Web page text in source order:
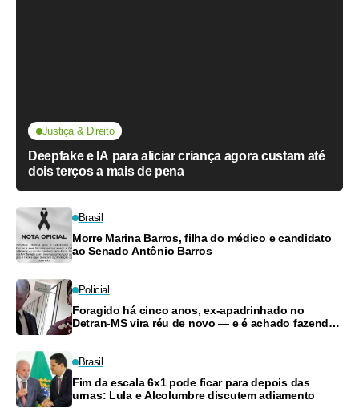
Justiça & Direito
Deepfake e IA para aliciar criança agora custam até
dois terços a mais de pena
Brasil
Morre Marina Barros, filha do médico e candidato
ao Senado Antônio Barros
Policial
Foragido há cinco anos, ex-apadrinhado no
Detran-MS vira réu de novo — e é achado fazendo
Brasil
Fim da escala 6x1 pode ficar para depois das
urnas: Lula e Alcolumbre discutem adiamento